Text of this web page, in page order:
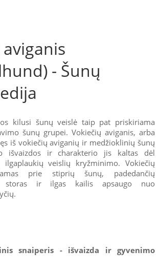
- Šunų
kilusi šunų veislė taip pat priskiriama
šunų grupei. Vokiečių aviganis, arba
iš vokiečių aviganių ir medžioklinių šunų
išvaizdos ir charakterio jis kaltas dėl
veislių kryžminimo. Vokiečių
prie stiprių šunų, padedančių
storas ir ilgas kailis apsaugo nuo
snaiperis - išvaizda ir gyvenimo